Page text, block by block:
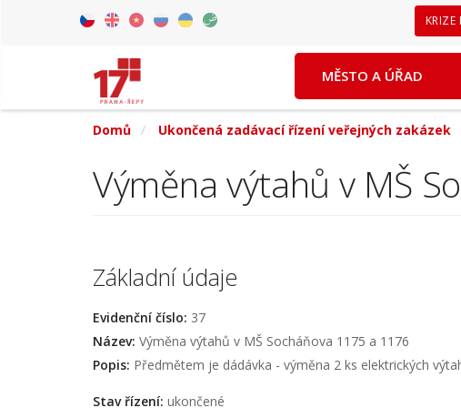
KRIZE
MĚSTO A ÚŘAD
Domů Ukončená zadávací řízení veřejných zakázek
Výměna výtahů v MŠ
Základní údaje
Evidenční číslo: 37
Název: Výměna výtahů v MŠ Socháňova 1175 a 1176
Popis: Předmětem je dádávka - výměna 2 ks elektrických
Stav řízení: ukončené